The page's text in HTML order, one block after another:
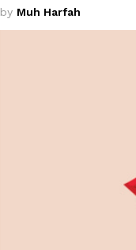
by Muh Harfah